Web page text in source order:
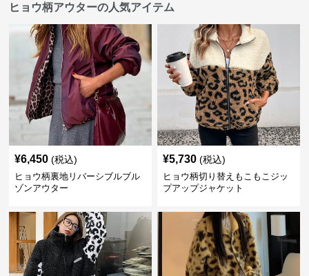
ヒョウ柄アウターの人気アイテム
¥6,450 (税込)
ヒョウ柄裏地リバーシブルブル
ゾンアウター
¥5,730 (税込)
ヒョウ柄切り替えもこもこジッ
プアップジャケット